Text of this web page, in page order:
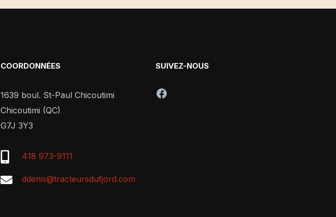
COORDONNÉES
1639 boul. St-Paul Chicoutimi
Chicoutimi (QC)
G7J 3Y3
418 973-9111
ddenis@tracteursdufjord.com
SUIVEZ-NOUS
Facebook